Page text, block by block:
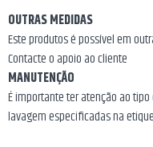
OUTRAS MEDIDAS
Este produtos é possível em
Contacte o apoio ao cliente
MANUTENÇÃO
É importante ter atenção ao
lavagem especificadas na